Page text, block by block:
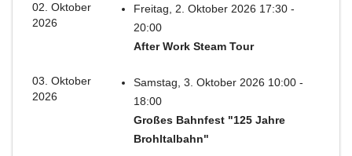
02. Oktober
2026
Freitag, 2. Oktober 2026 17:30 -
20:00
After Work Steam Tour
03. Oktober
2026
Samstag, 3. Oktober 2026 10:00 -
18:00
Großes Bahnfest "125 Jahre
Brohltalbahn"